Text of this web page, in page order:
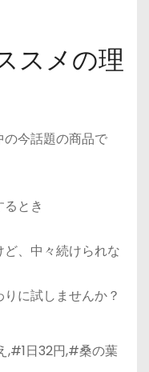
スメの理
今話題の商品で
とき
ど、中々続けられな
に試しませんか？
日32円,#桑の葉